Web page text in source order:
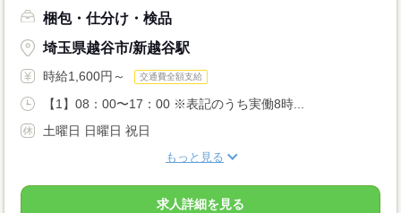
梱包・仕分け・検品
埼玉県越谷市/新越谷駅
時給1,600円～ 交通費全額支給
【1】08：00〜17：00 ※表記のうち実働8時...
土曜日 日曜日 祝日
もっと見る
求人詳細を見る